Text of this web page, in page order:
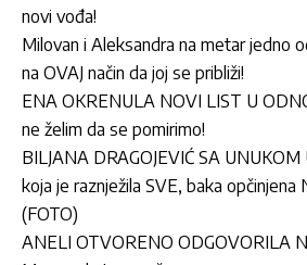
novi vođa!
Milovan i Aleksandra na metar jedno
na OVAJ način da joj se približi!
ENA OKRENULA NOVI LIST U
ne želim da se pomirimo!
BILJANA DRAGOJEVIĆ SA UNUKOM
koja je raznježila SVE, baka opčinjena
(FOTO)
ANELI OTVORENO ODGOVORILA